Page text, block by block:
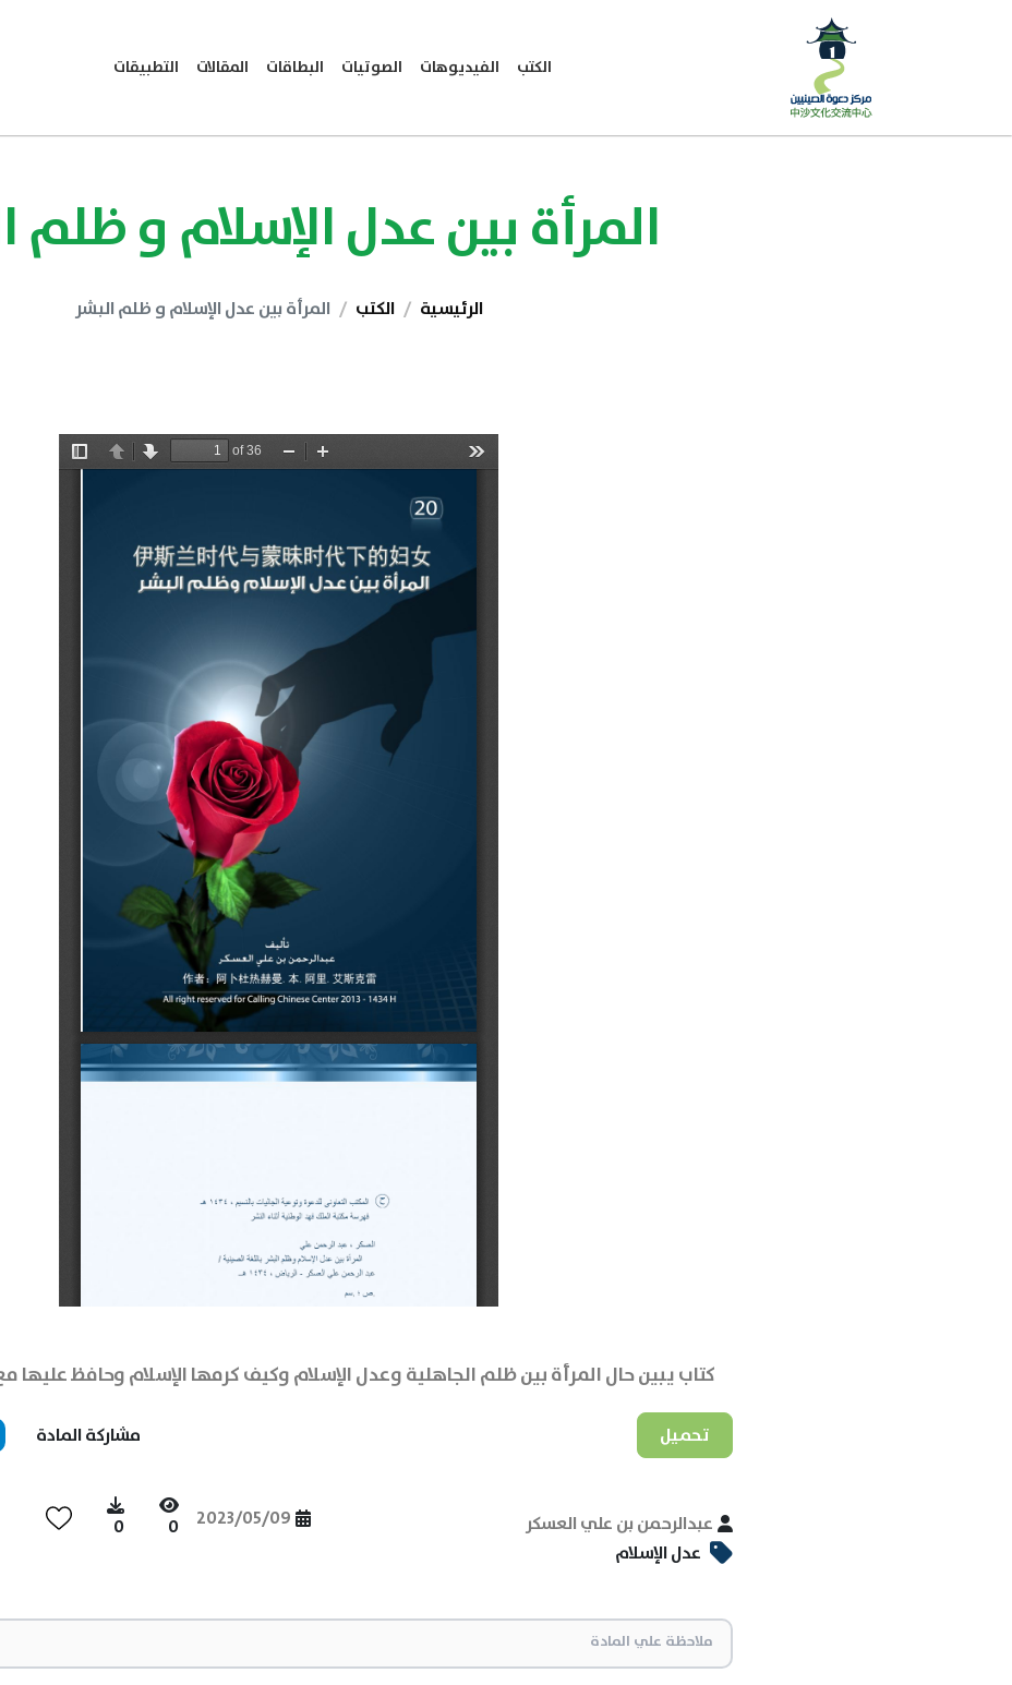
الكتب الفيديوهات الصوتيات البطاقات المقالات التطبيقات
المرأة بين عدل الإسلام و ظلم
الرئيسية الكتب المرأة بين عدل الإسلام و ظلم البشر
كتاب يبين حال المرأة بين ظلم الجاهلية وعدل الإسلام وكيف كرمها الإسلام وحافظ
تحميل مشاركة المادة
عبدالرحمن بن علي العسكر 2023/05/09
0
0
عدل الإسلام